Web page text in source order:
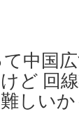
中国
ど 回
しい